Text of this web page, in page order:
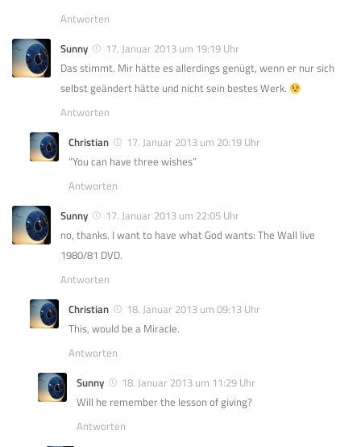
Antworten
Sunny
17. Januar 2013 um 19:19 Uhr
Das stimmt. Mir hätte es allerdings genügt, wenn er nur sich
selbst geändert hätte und nicht sein bestes Werk.
Antworten
Christian
17. Januar 2013 um 20:19 Uhr
“You can have three wishes”
Antworten
Sunny
17. Januar 2013 um 22:05 Uhr
no, thanks. I want to have what God wants: The Wall live
1980/81 DVD.
Antworten
Christian
18. Januar 2013 um 09:13 Uhr
This, would be a Miracle.
Antworten
Sunny
18. Januar 2013 um 11:29 Uhr
Will he remember the lesson of giving?
Antworten